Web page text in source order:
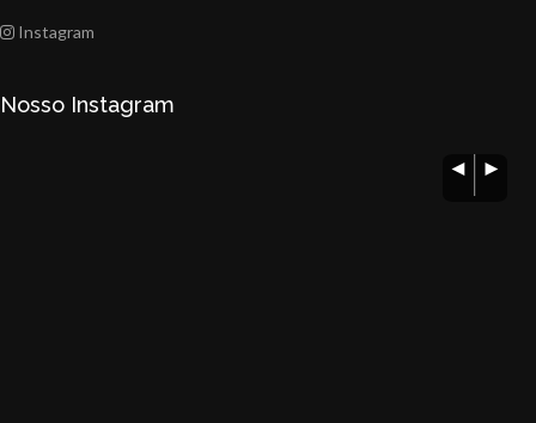
Instagram
Nosso Instagram